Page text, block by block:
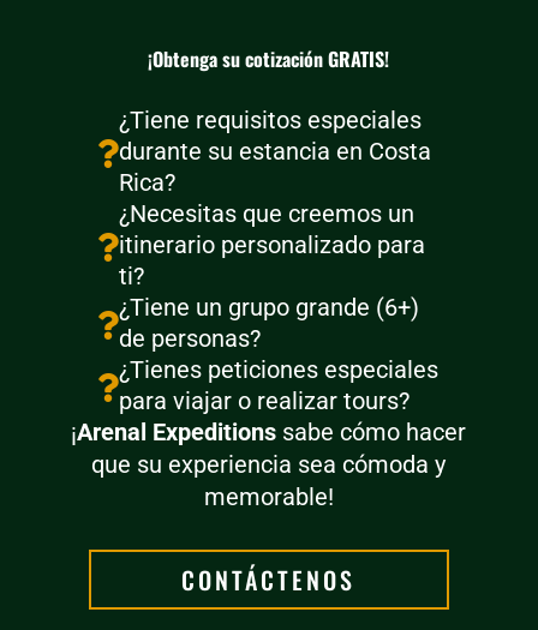
¡Obtenga su cotización GRATIS!

¿Tiene requisitos especiales
durante su estancia en Costa
Rica?

¿Necesitas que creemos un
itinerario personalizado para
ti?

¿Tiene un grupo grande (6+)
de personas?

¿Tienes peticiones especiales
para viajar o realizar tours?
¡Arenal Expeditions sabe cómo hacer
que su experiencia sea cómoda y
memorable!
CONTÁCTENOS